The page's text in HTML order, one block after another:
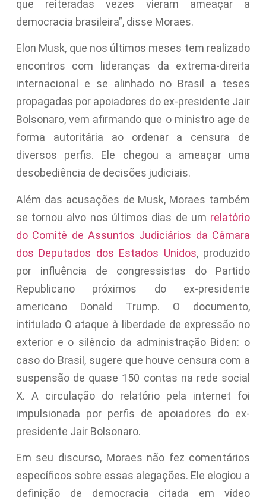
que reiteradas vezes vieram ameaçar a
democracia brasileira”, disse Moraes.
Elon Musk, que nos últimos meses tem realizado
encontros com lideranças da extrema-direita
internacional e se alinhado no Brasil a teses
propagadas por apoiadores do ex-presidente Jair
Bolsonaro, vem afirmando que o ministro age de
forma autoritária ao ordenar a censura de
diversos perfis. Ele chegou a ameaçar uma
desobediência de decisões judiciais.
Além das acusações de Musk, Moraes também
se tornou alvo nos últimos dias de um relatório
do Comitê de Assuntos Judiciários da Câmara
dos Deputados dos Estados Unidos, produzido
por influência de congressistas do Partido
Republicano próximos do ex-presidente
americano Donald Trump. O documento,
intitulado O ataque à liberdade de expressão no
exterior e o silêncio da administração Biden: o
caso do Brasil, sugere que houve censura com a
suspensão de quase 150 contas na rede social
X. A circulação do relatório pela internet foi
impulsionada por perfis de apoiadores do ex-
presidente Jair Bolsonaro.
Em seu discurso, Moraes não fez comentários
específicos sobre essas alegações. Ele elogiou a
definição de democracia citada em vídeo